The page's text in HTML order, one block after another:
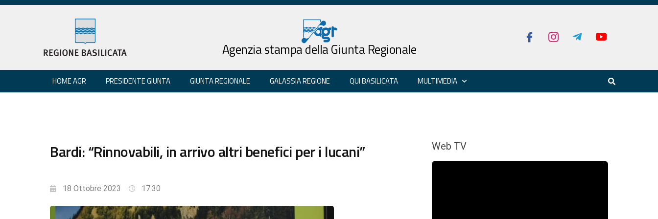
Agenzia stampa della Giunta Regionale
HOME AGR PRESIDENTE GIUNTA GIUNTA REGIONALE GALASSIA REGIONE QUI BASILICATA MULTIMEDIA
Bardi: “Rinnovabili, in arrivo altri benefici per i lucani”
18 Ottobre 2023 17:30
Web TV